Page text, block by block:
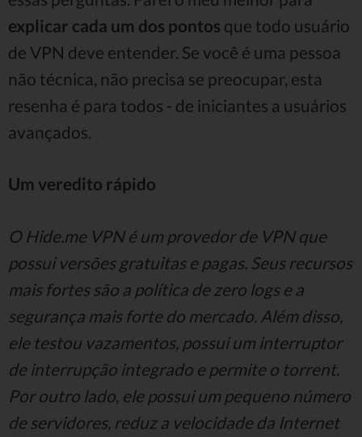
explicar cada um dos pontos que todo usuário
de VPN deve entender. Se você é uma pessoa
não técnica, não precisa se preocupar, esta
resenha é para todos - de iniciantes a usuários
avançados.
Um veredito rápido
O Hide.me VPN é um provedor de VPN que
possui versões gratuitas e pagas. Seus recursos
mais fortes são a política de zero logs e a
segurança mais forte do mercado. Além disso,
ele testou vazamentos, possui um interruptor
de interrupção integrado e permite o torrent.
Por outro lado, ele possui um pequeno número
de servidores, reduz a velocidade da Internet